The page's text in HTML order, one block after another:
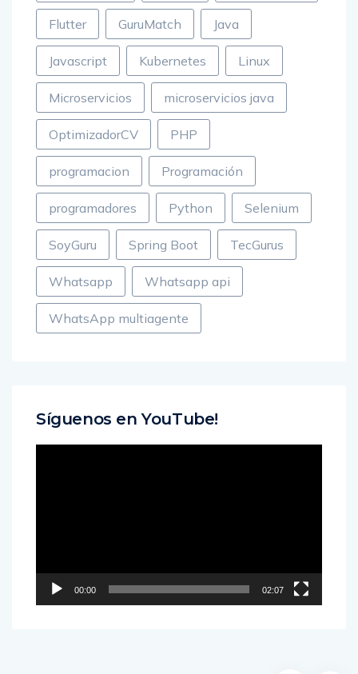
Flutter GuruMatch Java
Javascript Kubernetes Linux
Microservicios microservicios java
OptimizadorCV PHP
programacion Programación
programadores Python Selenium
SoyGuru Spring Boot TecGurus
Whatsapp Whatsapp api
WhatsApp multiagente
Síguenos en YouTube!
00:00 02:07